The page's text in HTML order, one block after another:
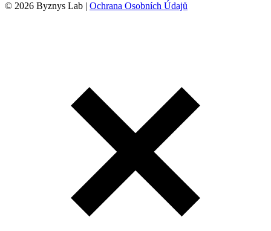
© 2026 Byznys Lab | Ochrana Osobních Údajů